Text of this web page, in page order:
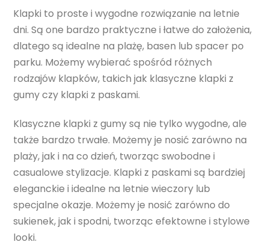
Klapki to proste i wygodne rozwiązanie na letnie
dni. Są one bardzo praktyczne i łatwe do założenia,
dlatego są idealne na plażę, basen lub spacer po
parku. Możemy wybierać spośród różnych
rodzajów klapków, takich jak klasyczne klapki z
gumy czy klapki z paskami.
Klasyczne klapki z gumy są nie tylko wygodne, ale
także bardzo trwałe. Możemy je nosić zarówno na
plaży, jak i na co dzień, tworząc swobodne i
casualowe stylizacje. Klapki z paskami są bardziej
eleganckie i idealne na letnie wieczory lub
specjalne okazje. Możemy je nosić zarówno do
sukienek, jak i spodni, tworząc efektowne i stylowe
looki.